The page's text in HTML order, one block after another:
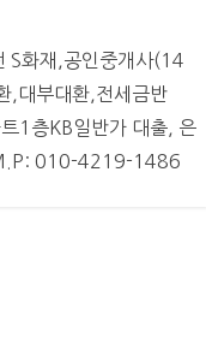
S화재,공인중개사(14
,대부대환,전세금반
1층KB일반가 대출, 은
010-4219-1486